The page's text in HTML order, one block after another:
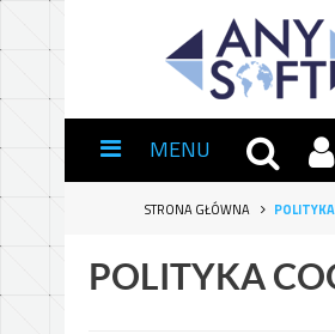
MENU
STRONA GŁÓWNA
POLITYKA